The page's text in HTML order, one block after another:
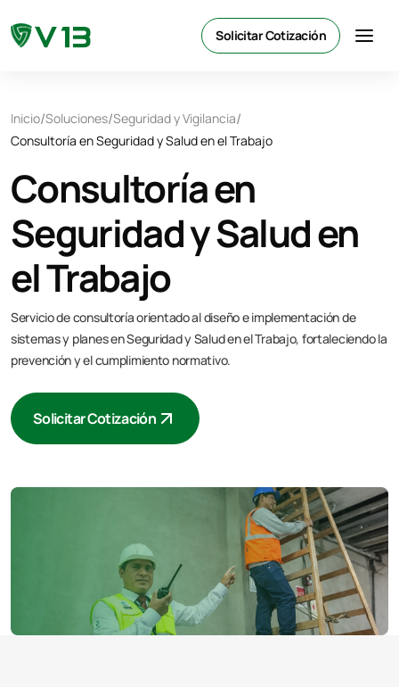
Solicitar Cotización
Inicio/Soluciones/Seguridad y Vigilancia/
Consultoría en Seguridad y Salud en el Trabajo
Consultoría en
Seguridad y Salud en
el Trabajo
Servicio de consultoría orientado al diseño e implementación de
sistemas y planes en Seguridad y Salud en el Trabajo, fortaleciendo la
prevención y el cumplimiento normativo.
Solicitar Cotización